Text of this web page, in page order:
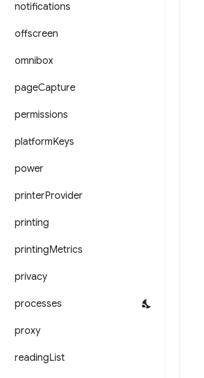
notifications
offscreen
omnibox
pageCapture
permissions
platformKeys
power
printerProvider
printing
printingMetrics
privacy
processes
proxy
readingList